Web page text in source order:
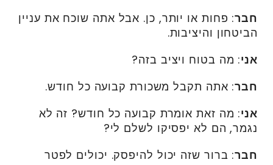
חבר: פחות או יותר, כן. אבל אתה שוכח את עניין
הביטחון והיציבות.
אני: מה בטוח ויציב בזה?
חבר: אתה תקבל משכורת קבועה כל חודש.
אני: מה זאת אומרת קבועה כל חודש? זה לא
נגמר, הם לא יפסיקו לשלם לי?
חבר: ברור שזה יכול להיפסק. יכולים לפטר